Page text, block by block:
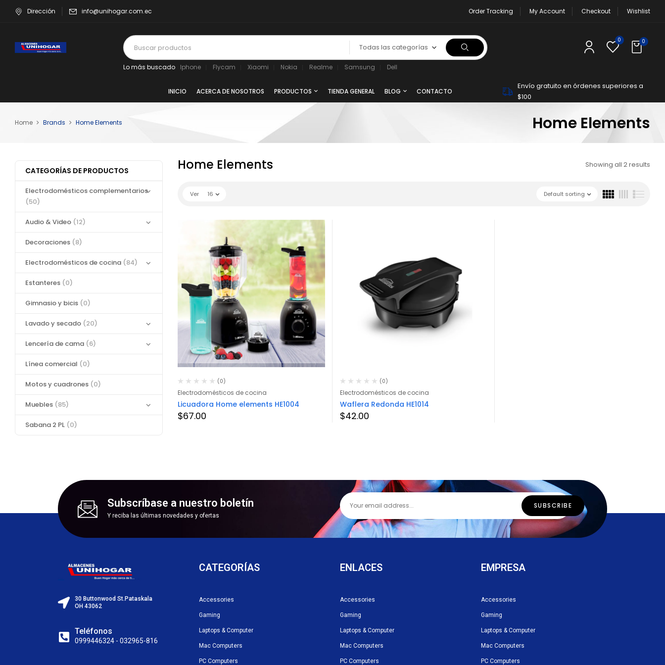
Dirección info@unihogar.com.ec Order Tracking My Account Checkout Wishlist
Todas las categorías
Lo más buscado Iphone Flycam Xiaomi Nokia Realme Samsung Dell
0 0
INICIO ACERCA DE NOSOTROS PRODUCTOS TIENDA GENERAL BLOG CONTACTO
Envío gratuito en órdenes superiores a
$100
Home Elements
Home Brands Home Elements
CATEGORÍAS DE PRODUCTOS
Electrodomésticos complementarios
(50)
Audio & Video (12)
Decoraciones (8)
Electrodomésticos de cocina (84)
Estanteres (0)
Gimnasio y bicis (0)
Lavado y secado (20)
Lencería de cama (6)
Línea comercial (0)
Motos y cuadrones (0)
Muebles (85)
Sabana 2 PL (0)
Home Elements Showing all 2 results
Default sorting
Ver 16
(0)
Electrodomésticos de cocina
Licuadora Home elements HE1004
$67.00
(0)
Electrodomésticos de cocina
Waflera Redonda HE1014
$42.00
Subscríbase a nuestro boletín
Y reciba las últimas novedades y ofertas
30 Buttonwood St.Pataskala
OH 43062
Teléfonos
0999446324 - 032965-816
CATEGORÍAS
Accessories
Gaming
Laptops & Computer
Mac Computers
PC Computers
ENLACES
Accessories
Gaming
Laptops & Computer
Mac Computers
PC Computers
EMPRESA
Accessories
Gaming
Laptops & Computer
Mac Computers
PC Computers